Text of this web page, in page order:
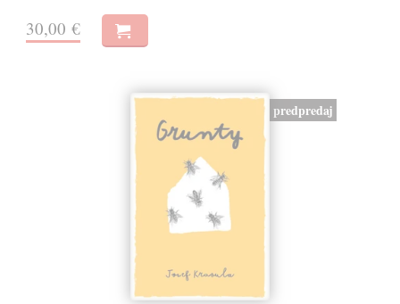
30,00 €
predpredaj